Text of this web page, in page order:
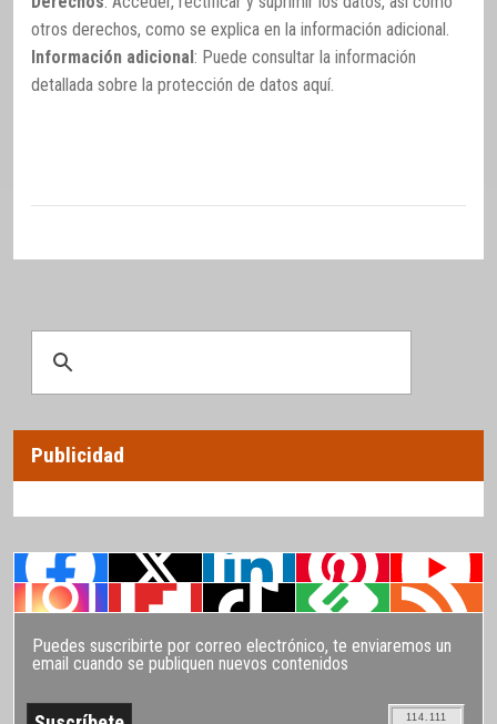
otros derechos, como se explica en la información adicional.
Información adicional: Puede consultar la información
detallada sobre la protección de datos aquí.
Publicidad
Puedes suscribirte por correo electrónico, te enviaremos un
email cuando se publiquen nuevos contenidos
114.111